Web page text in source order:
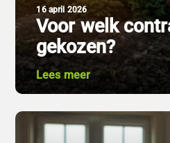
16 april 2026
Voor welk
gekozen?
Lees meer